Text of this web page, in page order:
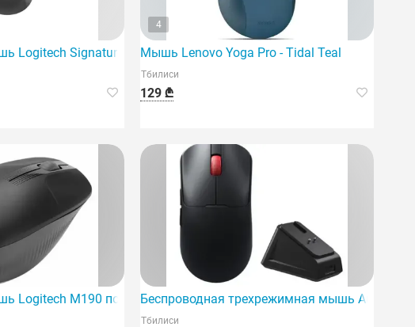
Logitech Signature M650 L — графитового цвета.
4
Мышь Lenovo Yoga Pro - Tidal Teal
Тбилиси
129 ₾
Logitech M190 полноразмерная - угольно-серый - 2 шт.
Беспроводная трехрежимная мышь Aula
Тбилиси